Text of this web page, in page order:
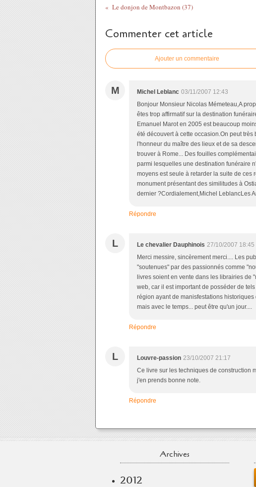
Le donjon de Montbazon (37)
Commenter cet article
Ajouter un commentaire
M Michel Leblanc 03/11/2007 12:43
Bonjour Monsieur Nicolas Mémeteau,A
êtes trop affirmatif sur la destination
Emanuel Marot en 2005 est beaucoup
été découvert à cette occasion.On peut
l'honneur du maître des lieux et de sa
trouver à Rome... Des fouilles
parmi lesquelles une destination funéraire
moyens est seule à retarder la suite de ces
monument présentant des similitudes à
dernier ?Cordialement,Michel LeblancLes
Répondre
L Le chevalier Dauphinois 27/10/2007 18:45
Merci messire, sincèrement merci.... Les
"soutenues" par des passionnés comme
livres soient en vente dans les librairies de
web, car il est important de posséder de
région ayant de manisfestations
mais avec le temps... peut être qu'un jour....
Répondre
L Louvre-passion 23/10/2007 21:17
Ce livre sur les techniques de construction
j'en prends bonne note.
Répondre
Archives
2012